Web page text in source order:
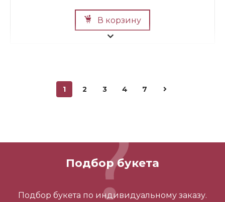
В корзину
700 ₽
1 2 3 4 7
Подбор букета
Подбор букета по индивидуальному заказу.